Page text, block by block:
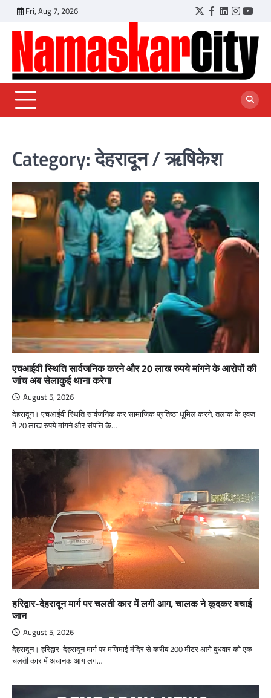
content
Fri, Aug 7, 2026 Twitter
Facebook
LinkedIn
Category:देहरादून / ऋषिकेश
एचआईवी स्थिति सार्वजनिक करने और 20 लाख रुपये मांगने के आरोपों की
जांच अब सेलाकुई थाना करेगा
August 5, 2026
देहरादून। एचआईवी स्थिति सार्वजनिक कर सामाजिक प्रतिष्ठा धूमिल करने, तलाक के एवज
में 20 लाख रुपये मांगने और संपत्ति के…
हरिद्वार-देहरादून मार्ग पर चलती कार में लगी आग, चालक ने कूदकर बचाई
जान
August 5, 2026
देहरादून। हरिद्वार-देहरादून मार्ग पर मणिमाई मंदिर से करीब 200 मीटर आगे बुधवार को एक
चलती कार में अचानक आग लग…